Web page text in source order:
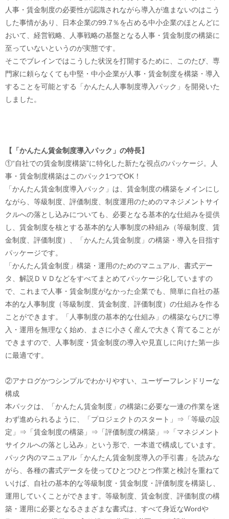
人事・賃金制度の必要性が認識されながら導入が進まないのはこう
した事情があり、日本企業の99.7％を占める中小企業のほとんどに
おいて、経営戦略、人事戦略の基盤となる人事・賃金制度の構築に
至っていないというのが実態です。
そこでブレインではこうした状況を打開するために、このたび、専
門家に頼らなくても中堅・中小企業が人事・賃金制度を構築・導入
することを可能とする「かんたん人事制度導入パック」を開発いた
しました。
【「かんたん賃金制度導入パック」の特長】
①“自社での賃金制度構築”に特化した新たな視点のパッケージ。人
事・賃金制度構築はこのパック1つでOK！
「かんたん賃金制度導入パック」は、賃金制度の構築をメインにし
ながら、等級制度、評価制度、制度運用のためのマネジメントサイ
クルへの落とし込みについても、必要となる基本的な仕組みを提供
し、賃金制度を核とする基本的な人事制度の枠組み（等級制度、賃
金制度、評価制度）、「かんたん賃金制度」の構築・導入を目指す
パッケージです。
「かんたん賃金制度」構築・運用のためのマニュアル、書式デー
タ、解説ＤＶＤなどをすべてまとめてパッケージ化していますの
で、これまで人事・賃金制度がなかった企業でも、簡単に自社の基
本的な人事制度（等級制度、賃金制度、評価制度）の仕組みを作る
ことができます。「人事制度の基本的な仕組み」の構築ならびに導
入・運用を無理なく始め、まさに小さく産んで大きく育てることが
できますので、人事制度・賃金制度の導入や見直しに向けた第一歩
に最適です。
②アナログかつシンプルでわかりやすい、ユーザーフレンドリーな
構成
本パックは、「かんたん賃金制度」の構築に必要な一連の作業を迷
わず進められるように、「プロジェクトのスタート」⇒「等級の設
定」⇒「賃金制度の構築」⇒「評価制度の構築」⇒「マネジメント
サイクルへの落とし込み」という形で、一本道で構成しています。
パック内のマニュアル「かんたん賃金制度導入の手引書」を読みな
がら、各種の書式データを使ってひとつひとつ作業と検討を重ねて
いけば、自社の基本的な等級制度・賃金制度・評価制度を構築し、
運用していくことができます。等級制度、賃金制度、評価制度の構
築・運用に必要となるさまざまな書式は、すべて身近なWordや